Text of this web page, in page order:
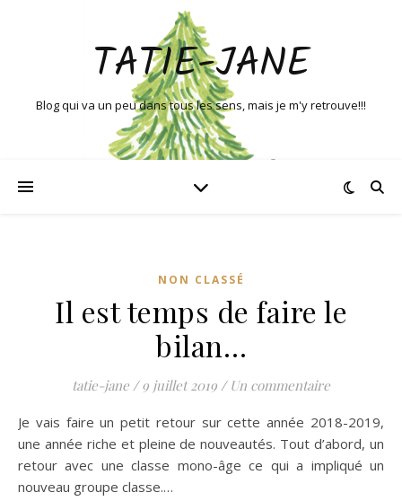
TATIE-JANE
Blog qui va un peu dans tous les sens, mais je m'y retrouve!!!
NON CLASSÉ
Il est temps de faire le
bilan…
tatie-jane / 9 juillet 2019 / Un commentaire
Je vais faire un petit retour sur cette année 2018-2019,
une année riche et pleine de nouveautés. Tout d’abord, un
retour avec une classe mono-âge ce qui a impliqué un
nouveau groupe classe.…